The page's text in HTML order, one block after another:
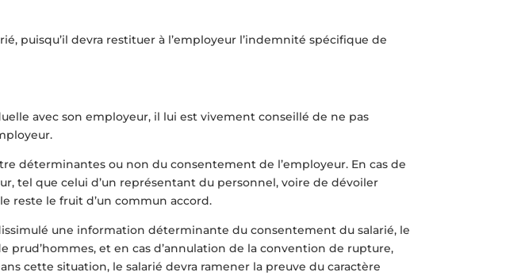
puisqu’il devra restituer à l’employeur l’indemnité spécifique de
avec son employeur, il lui est vivement conseillé de ne pas
déterminantes ou non du consentement de l’employeur. En cas de
tel que celui d’un représentant du personnel, voire de dévoiler
reste le fruit d’un commun accord.
une information déterminante du consentement du salarié, le
et en cas d’annulation de la convention de rupture,
cette situation, le salarié devra ramener la preuve du caractère